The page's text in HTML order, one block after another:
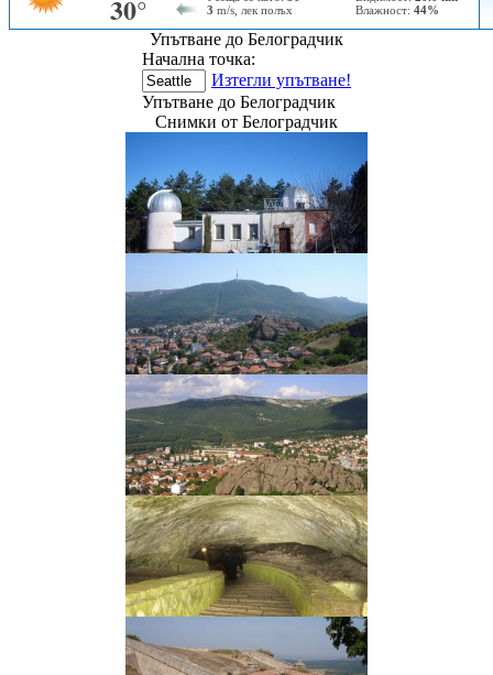
Упътване до Белоградчик
Начална точка:
Изтегли упътване!
Упътване до Белоградчик
Снимки от Белоградчик